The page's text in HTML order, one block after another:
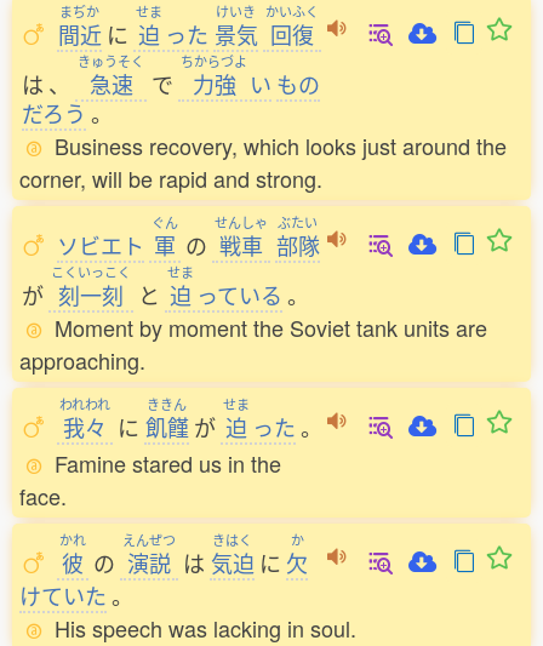
まぢか
間近 に
せま
迫 った
けいき
景気
かいふく
回復
は 、
きゅうそく
急速 で
ちからづよ
力強 い もの
だろう 。
Business recovery, which looks just around the
corner, will be rapid and strong.
ソビエト
ぐん
軍 の
せんしゃ
戦車
ぶたい
部隊
が
こくいっこく
刻一刻 と
せま
迫 っている 。
Moment by moment the Soviet tank units are
approaching.
われわれ
我々 に
ききん
飢饉 が
せま
迫 った。
Famine stared us in the
face.
かれ
彼 の
えんぜつ
演説 は
きはく
気迫 に
か
欠
けていた。
His speech was lacking in soul.